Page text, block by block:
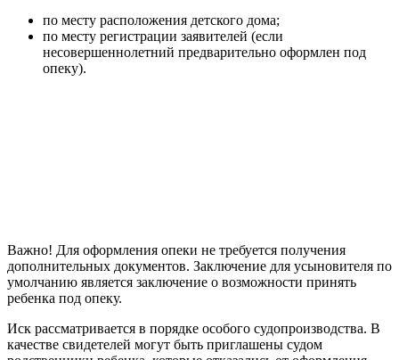
по месту расположения детского дома;
по месту регистрации заявителей (если
несовершеннолетний предварительно оформлен под
опеку).
Важно! Для оформления опеки не требуется получения
дополнительных документов. Заключение для усыновителя по
умолчанию является заключение о возможности принять
ребенка под опеку.
Иск рассматривается в порядке особого судопроизводства. В
качестве свидетелей могут быть приглашены судом